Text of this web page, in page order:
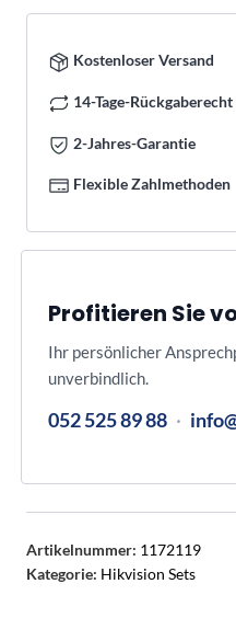
Kostenloser Versand
14-Tage-Rückgaberecht
2-Jahres-Garantie
Flexible Zahlmethoden
Profitieren Sie
Ihr persönlicher
unverbindlich.
052 525 89 88 ·
Artikelnummer: 1172119
Kategorie: Hikvision Sets